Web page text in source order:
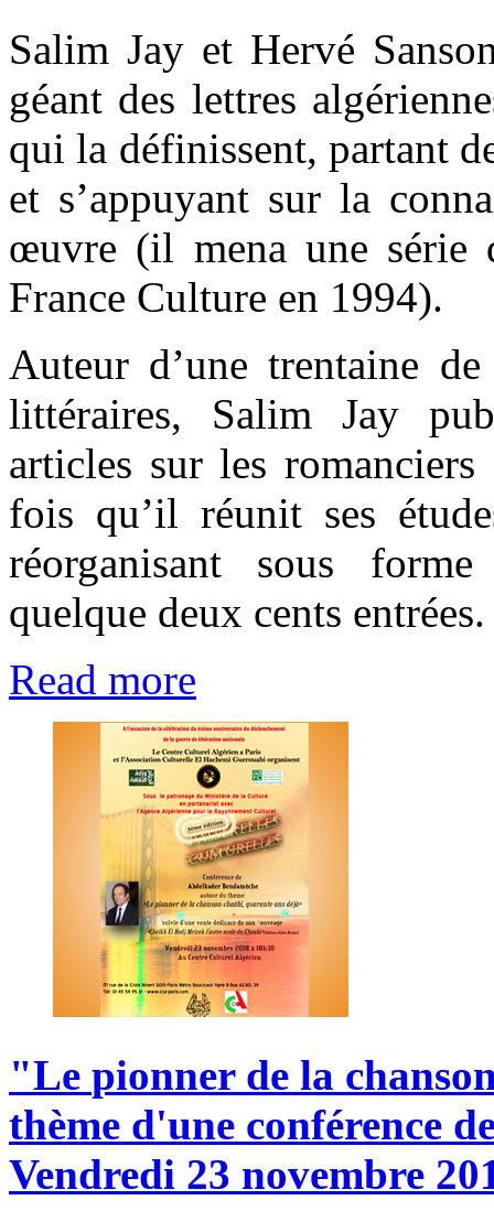
Salim Jay et Hervé
géant des lettres
qui la définissent, partant
et s’appuyant sur la
œuvre (il mena une série
France Culture en 1994).
Auteur d’une trentaine
littéraires, Salim Jay
articles sur les
fois qu’il réunit ses
réorganisant sous
quelque deux cents entrées.
Read more
"Le pionner de la
thème d'une conférence
Vendredi 23 novembre